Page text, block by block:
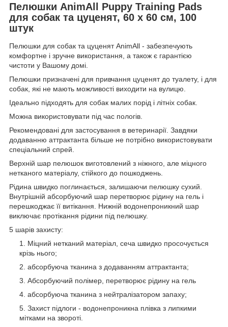
Пелюшки AnimAll Puppy Training Pads
для собак та цуценят, 60 х 60 см, 100
штук
Пелюшки для собак та цуценят AnimAll - забезпечують
комфортне і зручне використання, а також є гарантією
чистоти у Вашому домі.
Пелюшки призначені для привчання цуценят до туалету, і для
собак, які не мають можливості виходити на вулицю.
Ідеально підходять для собак малих порід і літніх собак.
Можна використовувати під час пологів.
Рекомендовані для застосування в ветеринарії. Завдяки
додаванню аттрактанта більше не потрібно використовувати
спеціальний спрей.
Верхній шар пелюшок виготовлений з ніжного, але міцного
нетканого матеріалу, стійкого до пошкоджень.
Рідина швидко поглинається, залишаючи пелюшку сухий.
Внутрішній абсорбуючий шар перетворює рідину на гель і
перешкоджає її витікання. Нижній водонепроникний шар
виключає протікання рідини під пелюшку.
5 шарів захисту:
Міцний нетканий матеріал, сеча швидко просочується
крізь нього;
абсорбуюча тканина з додаванням аттрактанта;
Абсорбуючий полімер, перетворює рідину на гель
абсорбуюча тканина з нейтралізатором запаху;
Захист підлоги - водонепроникна плівка з липкими
мітками на звороті.